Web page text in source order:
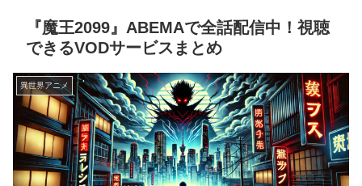
『魔王2099』ABEMAで全話配信中！視聴
できるVODサービスまとめ
異世界アニメ